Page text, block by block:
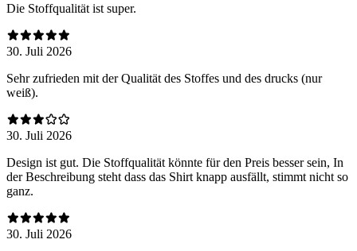
Die Stoffqualität ist super.
30. Juli 2026
Sehr zufrieden mit der Qualität des Stoffes und des drucks (nur
weiß).
30. Juli 2026
Design ist gut. Die Stoffqualität könnte für den Preis besser sein, In
der Beschreibung steht dass das Shirt knapp ausfällt, stimmt nicht so
ganz.
30. Juli 2026